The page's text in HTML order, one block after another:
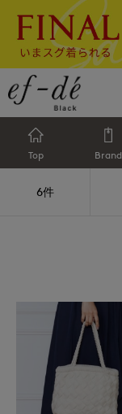
Top Brand
6件